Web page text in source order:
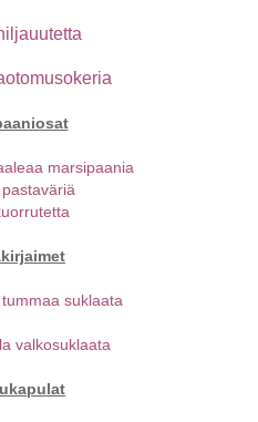
marsipaania
suklaata
valkosuklaata